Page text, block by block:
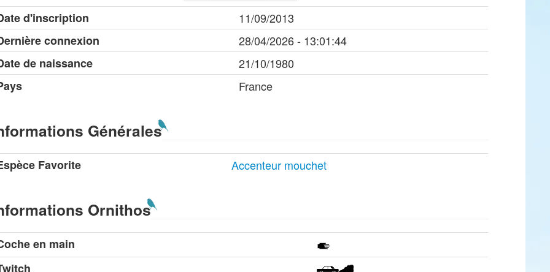
d'inscription
11/09/2013
connexion
28/04/2026 - 13:01:44
de naissance
21/10/1980
France
Générales
Favorite Accenteur mouchet
Ornithos
en main